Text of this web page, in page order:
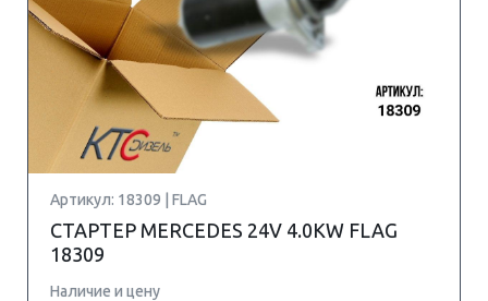
Артикул: 18309 | FLAG
СТАРТЕР MERCEDES 24V 4.0KW FLAG
18309
Наличие и цену